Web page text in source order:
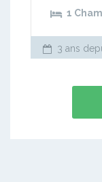
1
3 ans